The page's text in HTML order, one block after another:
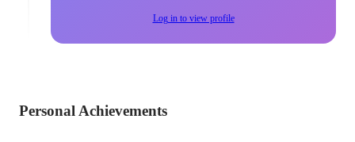
Log in to view profile
Personal Achievements